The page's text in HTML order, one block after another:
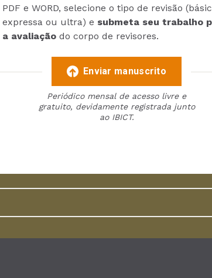
PDF e WORD, selecione o tipo de revisão
expressa ou ultra) e submeta seu trabalho
a avaliação do corpo de revisores.
Enviar manuscrito
Periódico mensal de acesso livre e
gratuito, devidamente registrada junto
ao IBICT.